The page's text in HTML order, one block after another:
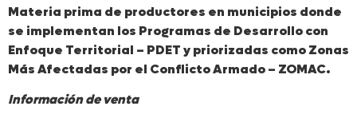
Materia prima de productores en municipios donde
se implementan los Programas de Desarrollo con
Enfoque Territorial – PDET y priorizadas como Zonas
Más Afectadas por el Conflicto Armado – ZOMAC.
Información de venta